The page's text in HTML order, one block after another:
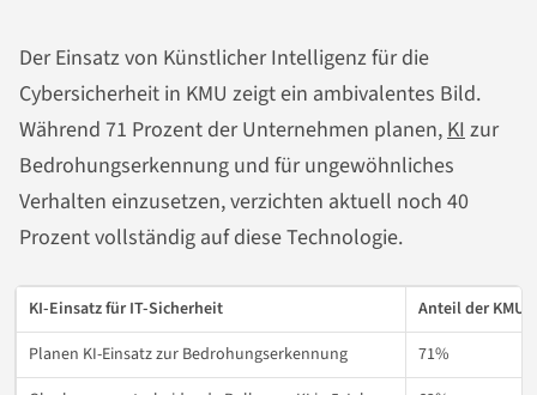
Der Einsatz von Künstlicher Intelligenz für die
Cybersicherheit in KMU zeigt ein ambivalentes Bild.
Während 71 Prozent der Unternehmen planen, KI zur
Bedrohungserkennung und für ungewöhnliches
Verhalten einzusetzen, verzichten aktuell noch 40
Prozent vollständig auf diese Technologie.
KI-Einsatz für IT-Sicherheit
Anteil der KMU
Planen KI-Einsatz zur Bedrohungserkennung
71%